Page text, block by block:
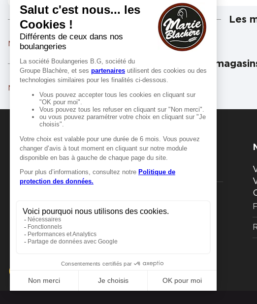
Les
Marie Blachère DREUILHE
Les
Muret
MANGER-BOUGER
Manger-Bouger.fr